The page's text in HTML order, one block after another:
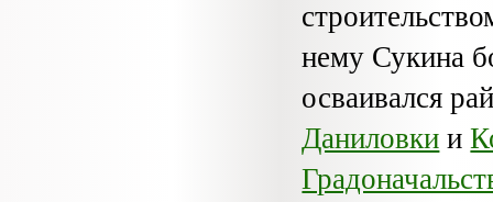
нему Сукина
осваивался
Даниловкии